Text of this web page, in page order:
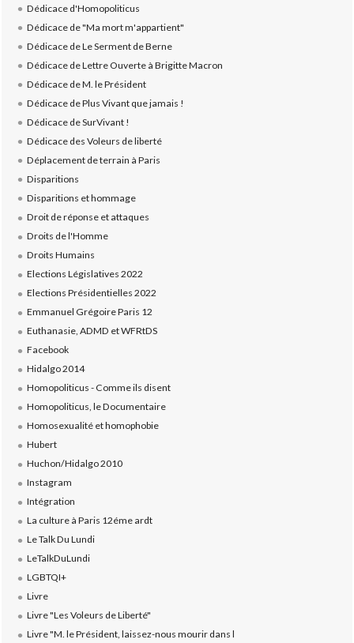
Dédicace d'Homopoliticus
Dédicace de "Ma mort m'appartient"
Dédicace de Le Serment de Berne
Dédicace de Lettre Ouverte à Brigitte Macron
Dédicace de M. le Président
Dédicace de Plus Vivant que jamais !
Dédicace de SurVivant !
Dédicace des Voleurs de liberté
Déplacement de terrain à Paris
Disparitions
Disparitions et hommage
Droit de réponse et attaques
Droits de l'Homme
Droits Humains
Elections Législatives 2022
Elections Présidentielles 2022
Emmanuel Grégoire Paris 12
Euthanasie, ADMD et WFRtDS
Facebook
Hidalgo 2014
Homopoliticus - Comme ils disent
Homopoliticus, le Documentaire
Homosexualité et homophobie
Hubert
Huchon/Hidalgo 2010
Instagram
Intégration
La culture à Paris 12éme ardt
Le Talk Du Lundi
LeTalkDuLundi
LGBTQI+
Livre
Livre "Les Voleurs de Liberté"
Livre "M. le Président, laissez-nous mourir dans l